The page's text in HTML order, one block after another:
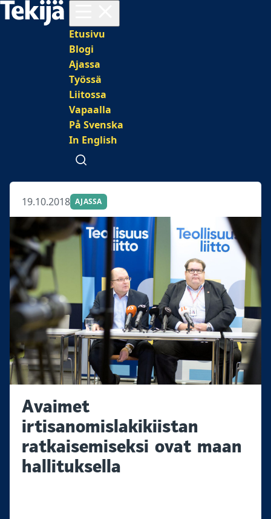
Päävalikko
Etusivu
Blogi
Ajassa
Työssä
Liitossa
Vapaalla
På Svenska
In English
Avaa haku
19.10.2018 AJASSA
Avaimet
irtisanomislakikiistan
ratkaisemiseksi ovat maan
hallituksella